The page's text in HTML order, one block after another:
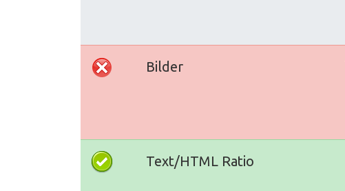
Bilder
Text/HTML Ratio